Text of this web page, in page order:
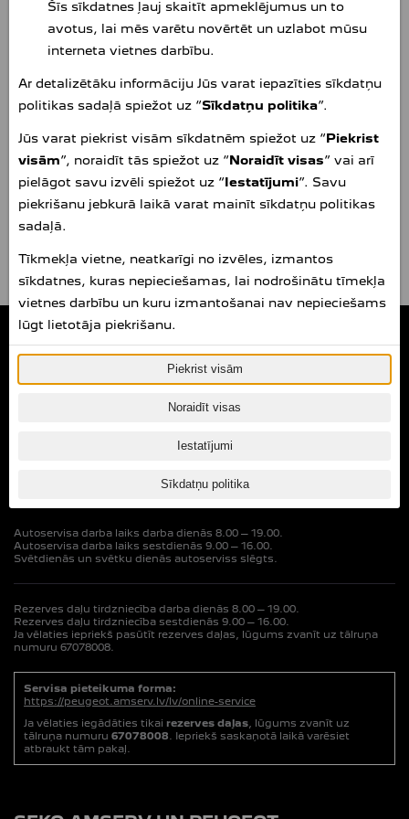
3D karti un balss atpazīšanu. Tā norāda laika prognozi,
pieejamās stāvvietas un bīstamās zonas tuvākajā
UZZINĀT VAIRĀK >>>
NAVIGĀCIJAS KARTES ATJAUNINĀJUMI
UZZINĀT VAIRĀK >>>
Amserv Krasta
Peugeot autocentrs
(ADAM AUTO SIA)
Tālr. +371 6707 8000
Svētdienās un svētku dienās autosalons ir slēgts.
Autoservisa darba laiks darba dienās 8.00 – 19.00.
Autoservisa darba laiks sestdienās 9.00 – 16.00.
Svētdienās un svētku dienās autoserviss slēgts.
Rezerves daļu tirdzniecība darba dienās 8.00 – 19.00.
Rezerves daļu tirdzniecība sestdienās 9.00 – 16.00.
Ja vēlaties iepriekš pasūtīt rezerves daļas, lūgums zvanīt uz tālruņa
numuru 67078008.
Servisa pieteikuma forma:
https://peugeot.amserv.lv/lv/online-service
Ja vēlaties iegādāties tikai rezerves daļas, lūgums zvanīt uz
tālruņa numuru 67078008. Iepriekš saskaņotā laikā varēsiet
atbraukt tām pakaļ.
Šīs sīkdatnes ļauj skaitīt apmeklējumus un to
avotus, lai mēs varētu novērtēt un uzlabot mūsu
interneta vietnes darbību.
Ar detalizētāku informāciju Jūs varat iepazīties sīkdatņu
politikas sadaļā spiežot uz “Sīkdatņu politika”.
Jūs varat piekrist visām sīkdatnēm spiežot uz “Piekrist
visām”, noraidīt tās spiežot uz “Noraidīt visas” vai arī
pielāgot savu izvēli spiežot uz “Iestatījumi”. Savu
piekrišanu jebkurā laikā varat mainīt sīkdatņu politikas
sadaļā.
Tīkmekļa vietne, neatkarīgi no izvēles, izmantos
sīkdatnes, kuras nepieciešamas, lai nodrošinātu tīmekļa
vietnes darbību un kuru izmantošanai nav nepieciešams
lūgt lietotāja piekrišanu.
Piekrist visām
Noraidīt visas
Iestatījumi
Sīkdatņu politika